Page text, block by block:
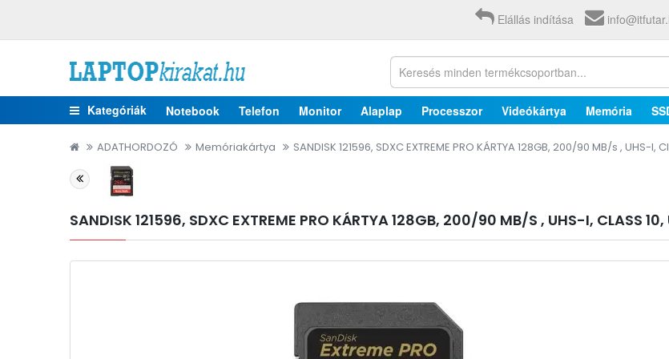
Elállás indítása
Kategóriák Notebook Telefon Monitor Alaplap Processzor Videókártya Memória
ADATHORDOZÓ Memóriakártya SANDISK 121596, SDXC EXTREME PRO KÁRTYA 128GB, 200/90 MB/s , UHS-I,
SANDISK 121596, SDXC EXTREME PRO KÁRTYA 128GB, 200/90 MB/S , UHS-I, CLASS